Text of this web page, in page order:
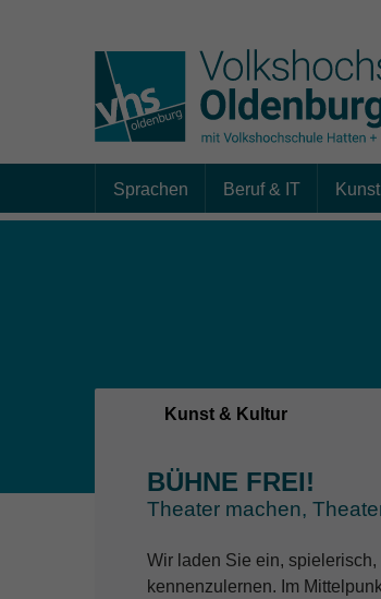
Sprachen Beruf & IT
Kunst & Kultur
BÜHNE FREI!
Theater machen,
Wir laden Sie ein,
kennenzulernen. Im